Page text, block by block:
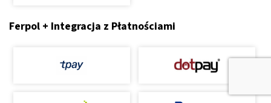
Ferpol + Integracja z Płatnościami